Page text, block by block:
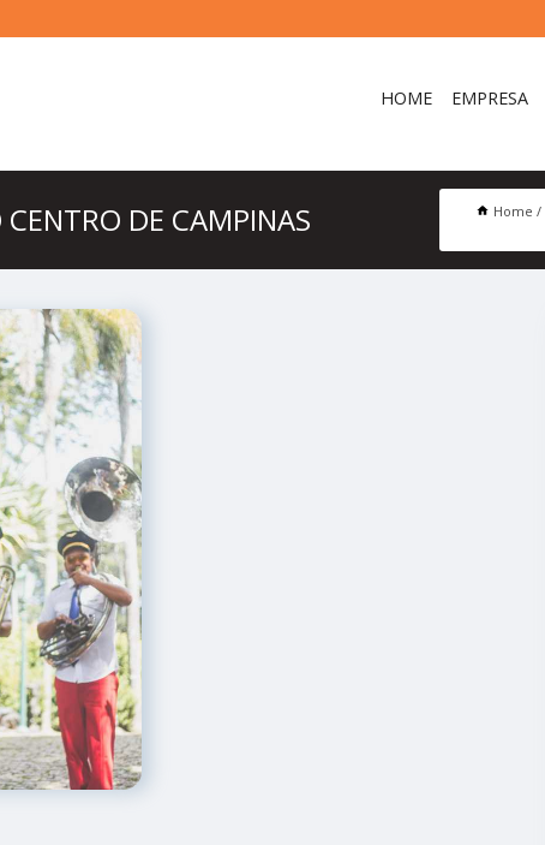
HOME EMPRESA
DE CAMPINAS Home